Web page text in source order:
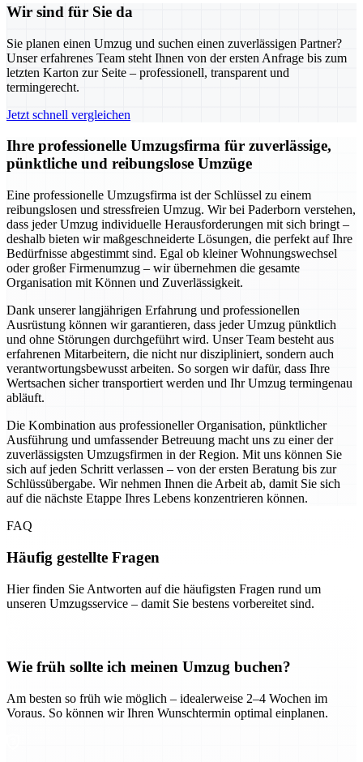
Wir sind für Sie da
Sie planen einen Umzug und suchen einen zuverlässigen Partner?
Unser erfahrenes Team steht Ihnen von der ersten Anfrage bis zum
letzten Karton zur Seite – professionell, transparent und
termingerecht.
Jetzt schnell vergleichen
Ihre professionelle Umzugsfirma für zuverlässige,
pünktliche und reibungslose Umzüge
Eine professionelle Umzugsfirma ist der Schlüssel zu einem
reibungslosen und stressfreien Umzug. Wir bei Paderborn verstehen,
dass jeder Umzug individuelle Herausforderungen mit sich bringt –
deshalb bieten wir maßgeschneiderte Lösungen, die perfekt auf Ihre
Bedürfnisse abgestimmt sind. Egal ob kleiner Wohnungswechsel
oder großer Firmenumzug – wir übernehmen die gesamte
Organisation mit Können und Zuverlässigkeit.
Dank unserer langjährigen Erfahrung und professionellen
Ausrüstung können wir garantieren, dass jeder Umzug pünktlich
und ohne Störungen durchgeführt wird. Unser Team besteht aus
erfahrenen Mitarbeitern, die nicht nur diszipliniert, sondern auch
verantwortungsbewusst arbeiten. So sorgen wir dafür, dass Ihre
Wertsachen sicher transportiert werden und Ihr Umzug termingenau
abläuft.
Die Kombination aus professioneller Organisation, pünktlicher
Ausführung und umfassender Betreuung macht uns zu einer der
zuverlässigsten Umzugsfirmen in der Region. Mit uns können Sie
sich auf jeden Schritt verlassen – von der ersten Beratung bis zur
Schlüssübergabe. Wir nehmen Ihnen die Arbeit ab, damit Sie sich
auf die nächste Etappe Ihres Lebens konzentrieren können.
FAQ
Häufig gestellte Fragen
Hier finden Sie Antworten auf die häufigsten Fragen rund um
unseren Umzugsservice – damit Sie bestens vorbereitet sind.
Wie früh sollte ich meinen Umzug buchen?
Am besten so früh wie möglich – idealerweise 2–4 Wochen im
Voraus. So können wir Ihren Wunschtermin optimal einplanen.